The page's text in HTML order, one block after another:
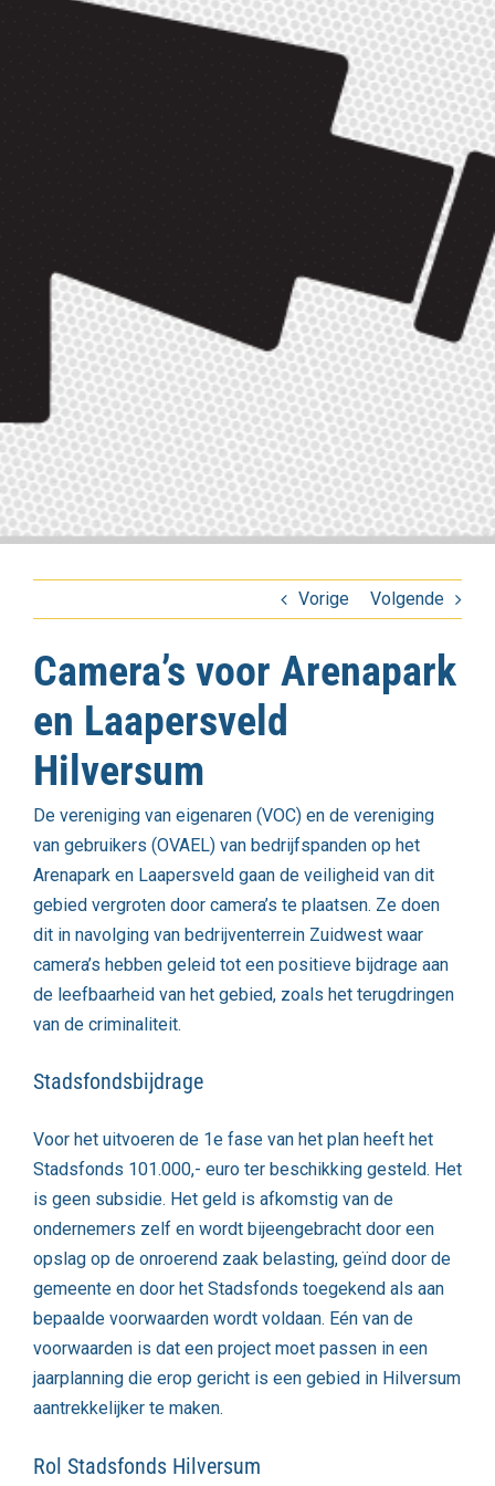
Vorige Volgende
Camera’s voor Arenapark
en Laapersveld
Hilversum
De vereniging van eigenaren (VOC) en de vereniging
van gebruikers (OVAEL) van bedrijfspanden op het
Arenapark en Laapersveld gaan de veiligheid van dit
gebied vergroten door camera’s te plaatsen. Ze doen
dit in navolging van bedrijventerrein Zuidwest waar
camera’s hebben geleid tot een positieve bijdrage aan
de leefbaarheid van het gebied, zoals het terugdringen
van de criminaliteit.
Stadsfondsbijdrage
Voor het uitvoeren de 1e fase van het plan heeft het
Stadsfonds 101.000,- euro ter beschikking gesteld. Het
is geen subsidie. Het geld is afkomstig van de
ondernemers zelf en wordt bijeengebracht door een
opslag op de onroerend zaak belasting, geïnd door de
gemeente en door het Stadsfonds toegekend als aan
bepaalde voorwaarden wordt voldaan. Eén van de
voorwaarden is dat een project moet passen in een
jaarplanning die erop gericht is een gebied in Hilversum
aantrekkelijker te maken.
Rol Stadsfonds Hilversum